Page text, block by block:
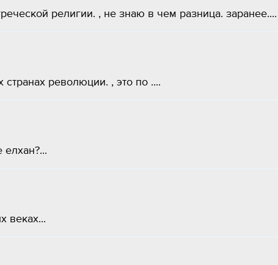
религии. , не знаю в чем разница. заранее....
странах революции. , это по ....
веках...